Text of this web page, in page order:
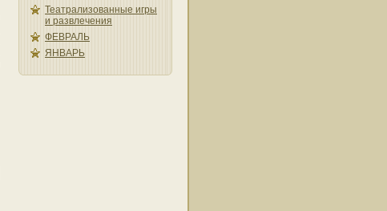
Театрализованные игры
и развлечения
ФЕВРАЛЬ
ЯНВАРЬ